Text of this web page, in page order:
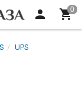
UPS